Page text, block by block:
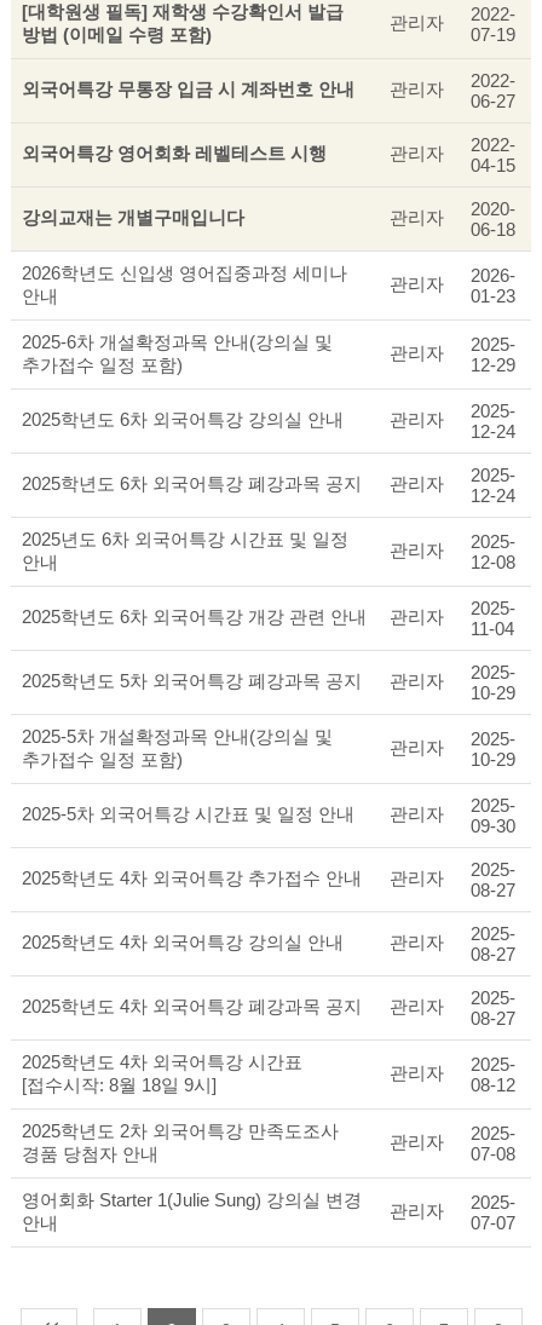
[대학원생 필독] 재학생 수강확인서 발급
방법 (이메일 수령 포함)
관리자
2022-
07-19
외국어특강 무통장 입금 시 계좌번호 안내 관리자
2022-
06-27
외국어특강 영어회화 레벨테스트 시행 관리자
2022-
04-15
강의교재는 개별구매입니다 관리자
2020-
06-18
2026학년도 신입생 영어집중과정 세미나
안내
관리자
2026-
01-23
2025-6차 개설확정과목 안내(강의실 및
추가접수 일정 포함)
관리자
2025-
12-29
2025학년도 6차 외국어특강 강의실 안내 관리자
2025-
12-24
2025학년도 6차 외국어특강 폐강과목 공지 관리자
2025-
12-24
2025년도 6차 외국어특강 시간표 및 일정
안내
관리자
2025-
12-08
2025학년도 6차 외국어특강 개강 관련 안내 관리자
2025-
11-04
2025학년도 5차 외국어특강 폐강과목 공지 관리자
2025-
10-29
2025-5차 개설확정과목 안내(강의실 및
추가접수 일정 포함)
관리자
2025-
10-29
2025-5차 외국어특강 시간표 및 일정 안내 관리자
2025-
09-30
2025학년도 4차 외국어특강 추가접수 안내 관리자
2025-
08-27
2025학년도 4차 외국어특강 강의실 안내 관리자
2025-
08-27
2025학년도 4차 외국어특강 폐강과목 공지 관리자
2025-
08-27
2025학년도 4차 외국어특강 시간표
[접수시작: 8월 18일 9시]
관리자
2025-
08-12
2025학년도 2차 외국어특강 만족도조사
경품 당첨자 안내
관리자
2025-
07-08
영어회화 Starter 1(Julie Sung) 강의실 변경
안내
관리자
2025-
07-07